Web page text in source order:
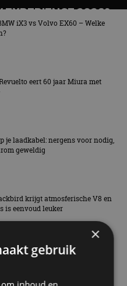
EXPERIENCE 2026?
26 september
iX3 vs Volvo EX60 – Welke
eert 60 jaar Miura met
je laadkabel: nergens voor nodig,
geweldig
krijgt atmosferische V8 en
is eenvoud leuker
mikt op verbruik van 12,8 kWh
×
gebruik